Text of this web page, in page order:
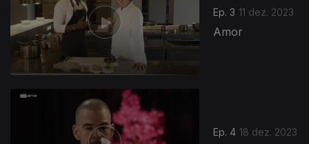
Ep. 3 11 dez. 2023
Amor
Ep. 4 18 dez. 2023